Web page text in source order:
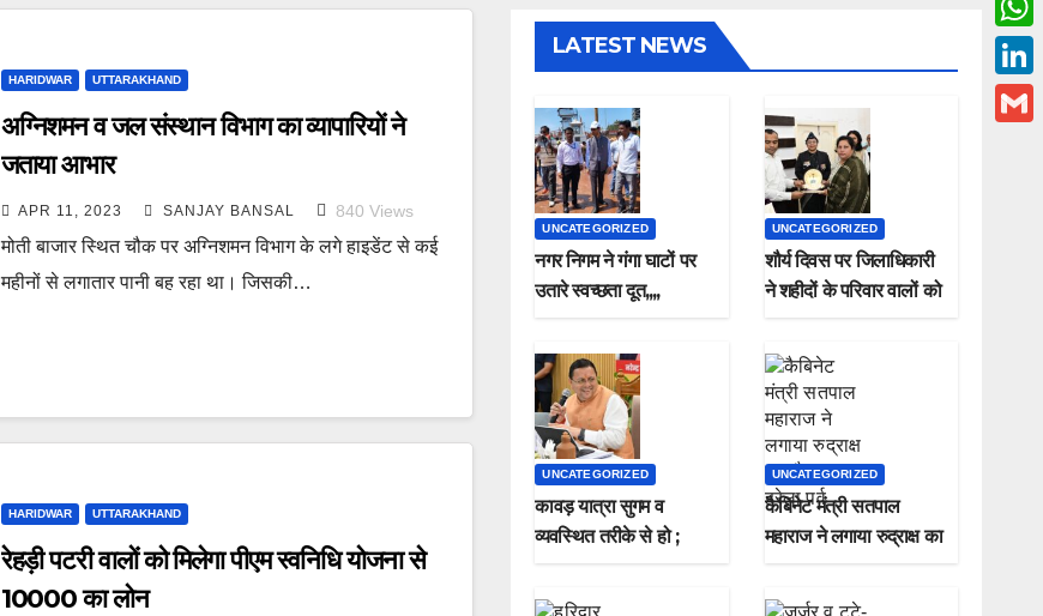
HARIDWAR UTTARAKHAND
अग्निशमन व जल संस्थान विभाग का व्यापारियों ने
जताया आभार
APR 11, 2023 SANJAY BANSAL 840 Views
मोती बाजार स्थित चौक पर अग्निशमन विभाग के लगे हाइडेंट से कई
महीनों से लगातार पानी बह रहा था। जिसकी…
HARIDWAR UTTARAKHAND
रेहड़ी पटरी वालों को मिलेगा पीएम स्वनिधि योजना से
10000 का लोन
LATEST NEWS
UNCATEGORIZED
नगर निगम ने गंगा घाटों पर
उतारे स्वच्छता दूत,,,,
UNCATEGORIZED
शौर्य दिवस पर जिलाधिकारी
ने शहीदों के परिवार वालों को
UNCATEGORIZED
कावड़ यात्रा सुगम व
व्यवस्थित तरीके से हो ;
UNCATEGORIZED
कैबिनेट मंत्री सतपाल
महाराज ने लगाया रुद्राक्ष का
c
e
b
w
i
W
h
a
L